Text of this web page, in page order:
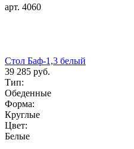
арт. 4060
Стол Баф-1,3 белый
39 285 руб.
Тип:
Обеденные
Форма:
Круглые
Цвет:
Белые